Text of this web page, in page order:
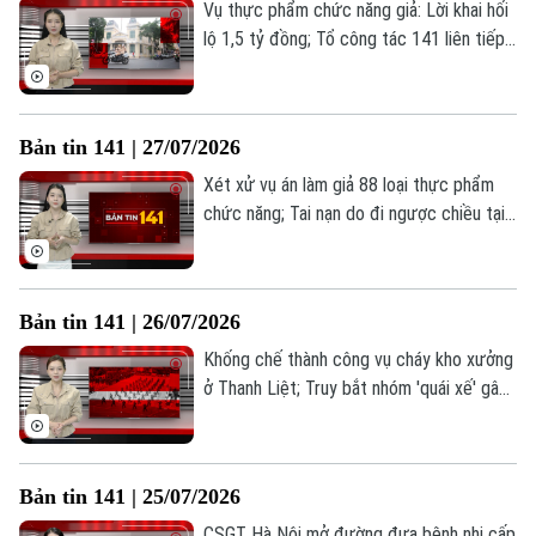
Âm nhạc
Vụ thực phẩm chức năng giả: Lời khai hối
lộ 1,5 tỷ đồng; Tổ công tác 141 liên tiếp
141 hôm nay.
Bản tin 141 | 27/07/2026
Xét xử vụ án làm giả 88 loại thực phẩm
chức năng; Tai nạn do đi ngược chiều tại
141 hôm nay.
Bản tin 141 | 26/07/2026
Khống chế thành công vụ cháy kho xưởng
ở Thanh Liệt; Truy bắt nhóm 'quái xế' gây
ý trong Bản tin 141 hôm nay.
Bản tin 141 | 25/07/2026